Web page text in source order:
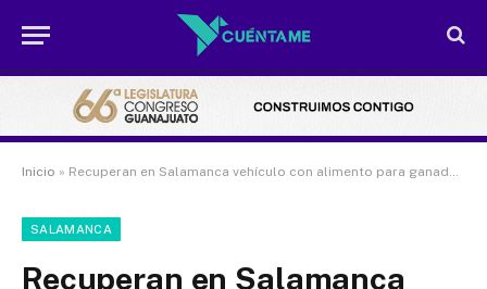
Inicio » Recuperan en Salamanca vehículo con alimento para ganado valuado en más de 110 mil pesos
SALAMANCA
Recuperan en Salamanca